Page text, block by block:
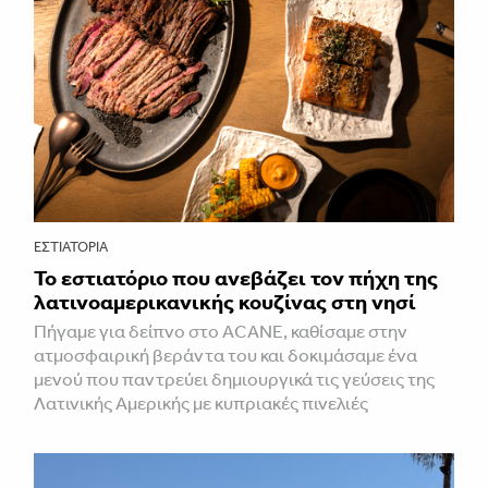
ΕΣΤΙΑΤΌΡΙΑ
Το εστιατόριο που ανεβάζει τον πήχη της
λατινοαμερικανικής κουζίνας στη νησί
Πήγαμε για δείπνο στο ACANE, καθίσαμε στην
ατμοσφαιρική βεράντα του και δοκιμάσαμε ένα
μενού που παντρεύει δημιουργικά τις γεύσεις της
Λατινικής Αμερικής με κυπριακές πινελιές